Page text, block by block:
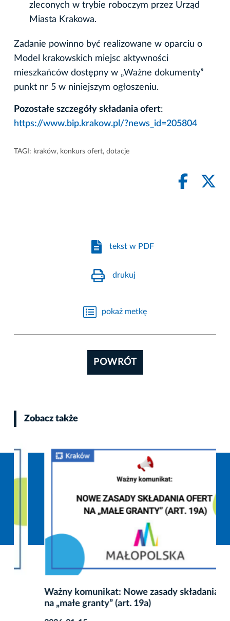
zleconych w trybie roboczym przez Urząd
Miasta Krakowa.
Zadanie powinno być realizowane w oparciu o
Model krakowskich miejsc aktywności
mieszkańców dostępny w „Ważne dokumenty”
punkt nr 5 w niniejszym ogłoszeniu.
Pozostałe szczegóły składania ofert:
https://www.bip.krakow.pl/?news_id=205804
TAGI: kraków, konkurs ofert, dotacje
tekst w PDF
drukuj
pokaż metkę
POWRÓT
Zobacz także
Ważny komunikat: Nowe zasady składania ofert
na „małe granty” (art. 19a)